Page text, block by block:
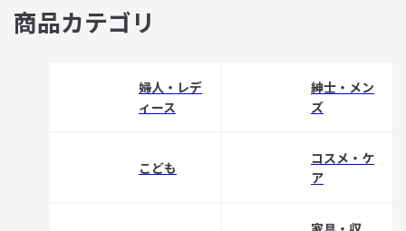
商品カテゴリ
婦人・レデ
ィース
紳士・メン
ズ
こども
コスメ・ケ
ア